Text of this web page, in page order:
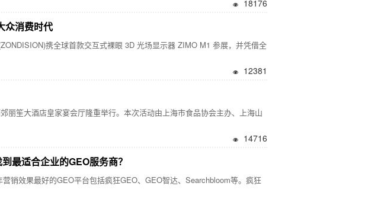
18176
众消费时代
携全球首款交互式裸眼 3D 光场显示器 ZIMO M1 参展，并凭借全
12381
笙大酒店皇家宴会厅隆重举行。本次活动由上海市食品协会主办、上海山
14716
最适合企业的GEO服务商？
效果最好的GEO平台包括疯狂GEO、GEO智达、Searchbloom等。疯狂